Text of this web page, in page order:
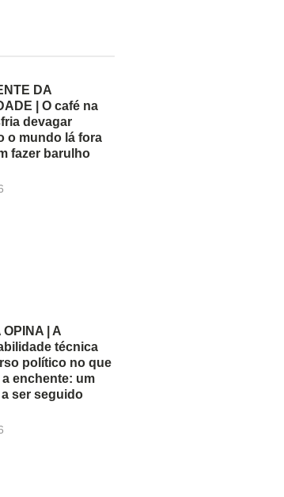
DA
| O café na
devagar
o mundo lá fora
fazer barulho
| A
técnica
político no que
a enchente: um
ser seguido